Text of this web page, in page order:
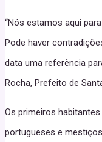
“Nós estamos aqui
Pode haver
data uma referência
Rocha, Prefeito de
Os primeiros
portugueses e